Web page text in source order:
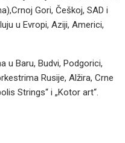
Gori, Češkoj, SAD i
u Evropi, Aziji, Americi,
u Baru, Budvi, Podgorici,
Rusije, Alžira, Crne
Strings“ i „Kotor art“.